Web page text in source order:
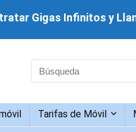
Tarifas de Móvil
Gigas Infinitos y